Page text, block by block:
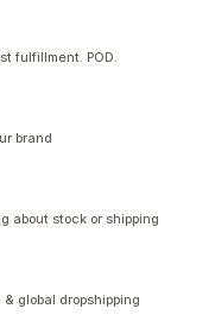
fulfillment. POD.
brand
about stock or shipping
global dropshipping